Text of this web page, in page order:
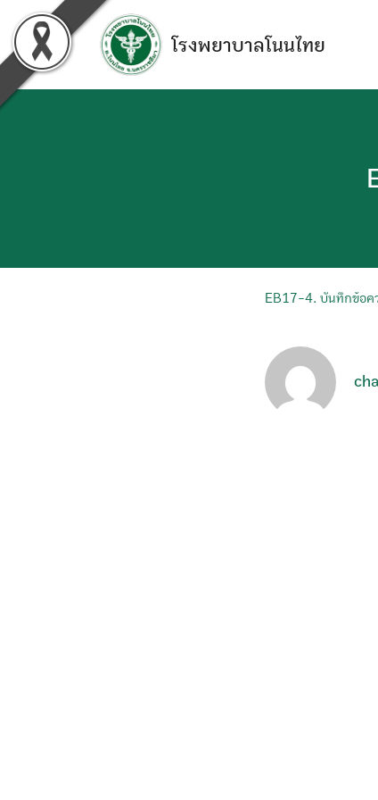
content
โรงพยาบาลโนนไทย
EB17-4. บันทึกข้อค